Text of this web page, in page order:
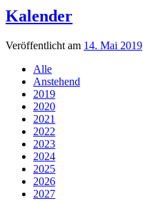
Kalender
Veröffentlicht am 14. Mai 2019
Alle
Anstehend
2019
2020
2021
2022
2023
2024
2025
2026
2027